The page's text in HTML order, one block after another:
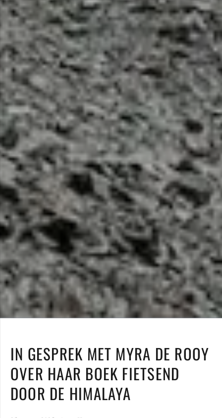
IN GESPREK MET MYRA DE ROOY
OVER HAAR BOEK FIETSEND
DOOR DE HIMALAYA